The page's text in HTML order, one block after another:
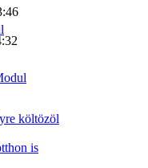
költözöl
is